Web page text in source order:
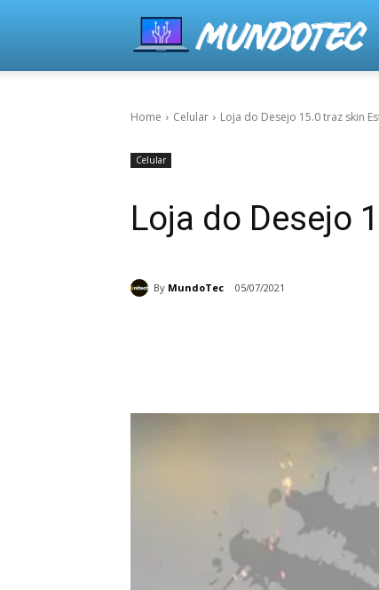
Home Celular Loja do Desejo 15.0 traz skin
Celular
Loja do Desejo
By MundoTec 05/07/2021